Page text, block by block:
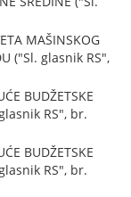
MAŠINSKOG
("Sl. glasnik RS",
BUDŽETSKE
RS", br.
BUDŽETSKE
RS", br.